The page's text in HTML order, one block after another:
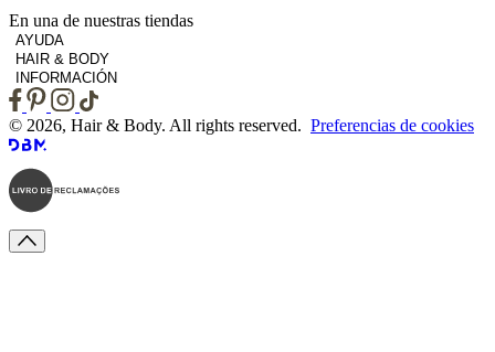
En una de nuestras tiendas
AYUDA
HAIR & BODY
INFORMACIÓN
© 2026, Hair & Body. All rights reserved. Preferencias de cookies